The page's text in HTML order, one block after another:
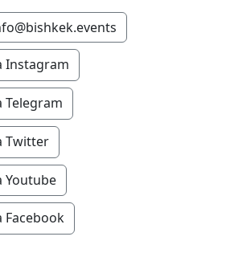
Instagram
Twitter